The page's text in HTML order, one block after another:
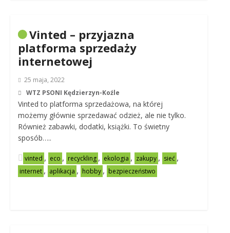
Vinted – przyjazna
platforma sprzedaży
internetowej
25 maja, 2022
WTZ PSONI Kędzierzyn-Koźle
Vinted to platforma sprzedażowa, na której
możemy głównie sprzedawać odzież, ale nie tylko.
Również zabawki, dodatki, książki. To świetny
sposób…..
vinted , eco , recyckling , ekologia , zakupy , sieć ,
internet , aplikacja , hobby , bezpieczeństwo